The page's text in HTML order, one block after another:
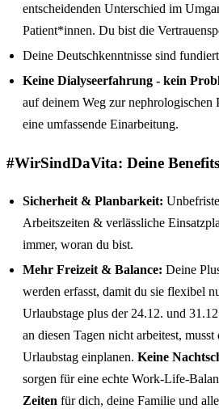
entscheidenden Unterschied im
Patient*innen. Du bist die
Deine Deutschkenntnisse sind
Keine Dialyseerfahrung - kein
auf deinem Weg zur nephrologischen
eine umfassende Einarbeitung.
#WirSindDaVita: Deine Benefits
Sicherheit & Planbarkeit:
Arbeitszeiten & verlässliche
immer, woran du bist.
Mehr Freizeit & Balance: Deine
werden erfasst, damit du sie flexibel
Urlaubstage plus der 24.12. und
an diesen Tagen nicht arbeitest,
Urlaubstag einplanen. Keine
sorgen für eine echte Work-Life-
Zeiten für dich, deine Familie und